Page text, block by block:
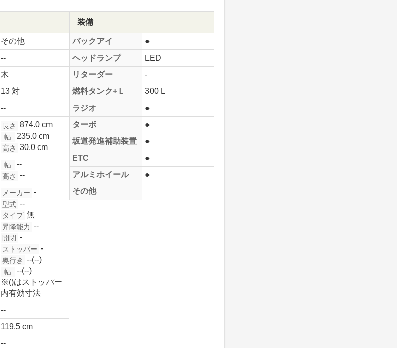
その他
--
木
13 対
--
長さ 874.0 cm
幅 235.0 cm
高さ 30.0 cm
幅 --
高さ --
メーカー -
型式 --
タイプ 無
昇降能力 --
開閉 -
ストッパー -
奥行き --(--)
幅
--(--)
※()はストッパー
内有効寸法
--
119.5 cm
--
装備
バックアイ
●
ヘッドランプ
LED
リターダー
-
燃料タンク+Ｌ
300 L
ラジオ
●
ターボ
●
坂道発進補助装置
●
ETC
●
アルミホイール
●
その他